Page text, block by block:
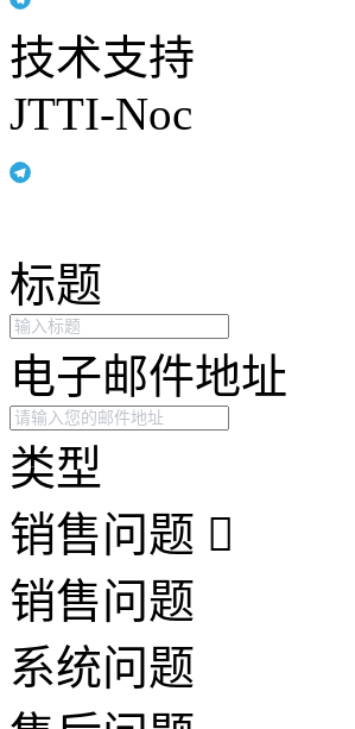
技术支持
JTTI-Noc
标题
电子邮件地址
类型
销售问题
销售问题
系统问题